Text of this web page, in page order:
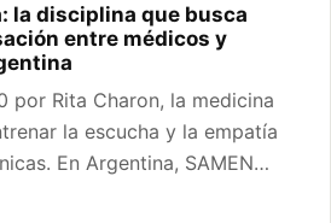
la disciplina que busca
entre médicos y
por Rita Charon, la medicina
la escucha y la empatía
En Argentina, SAMEN…